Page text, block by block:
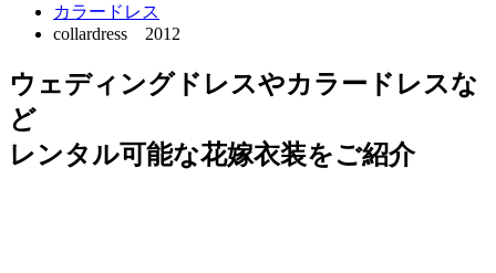
カラードレス
collardress 2012
ウェディングドレスやカラードレスな
ど
レンタル可能な花嫁衣装をご紹介